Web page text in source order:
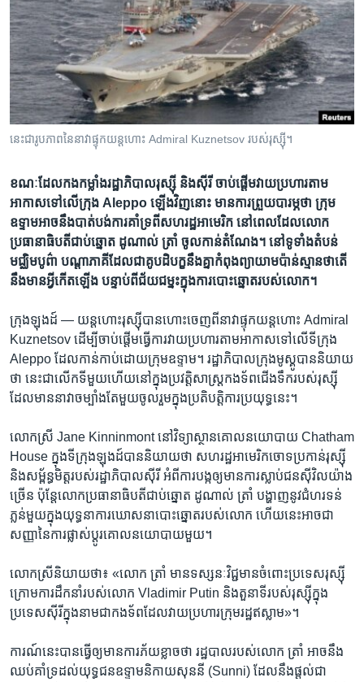
ទំព័រ​
រចនា
សម្ព័ន្ធ​
រំលង​
និង​
ចូល​
ទៅ​
កាន់​
ស្វែង​
រក
កម្មវិធីទាំងអស់
Khmer English
បណ្តាញ​សង្គម
ភាសា
នេះ​ជា​រូបភាព​នៃ​នាវា​ផ្ទុក​យន្ត​ហោះ​ ​Admiral Kuznetsov របស់​រុស្ស៊ី។
ខណៈ​ដែល​កង​កម្លាំង​រដ្ឋាភិបាល​រុស្ស៊ី​ និង​ស៊ីរី​ ចាប់​ផ្តើម​​វាយ​ប្រហារ​តាម​
អាកាស​ទៅ​លើ​ក្រុង Aleppo ឡើង​វិញ​នោះ​ ​មាន​ការ​ព្រួយបារម្ភ​ថា​ ក្រុម​
ឧទ្ទាម​អាច​នឹង​បាត់​បង់​ការ​គាំទ្រ​ពី​សហរដ្ឋ​អាមេរិក​ នៅ​ពេល​ដែល​លោក​
ប្រធានាធិបតី​ជាប់​ឆ្នោត ដូណាល់​ ត្រាំ​ ចូល​កាន់​តំណែង។ នៅ​ទូទាំង​តំបន់​
មជ្ឈិម​បូព៌ា​ បណ្តា​ភាគី​ដែល​ជា​គូបដិបក្ខ​នឹង​គ្នា​កំពុង​ព្យាយាម​ប៉ាន់ស្មាន​ថា​តើ​
នឹង​មាន​អ្វី​កើត​ឡើង​ បន្ទាប់​ពី​​ជ័យជម្នះ​ក្នុង​ការ​បោះ​ឆ្នោត​របស់​លោក។
ក្រុង​ឡុងដ៍ — យន្តហោះ​រុស្ស៊ី​បាន​ហោះ​ចេញ​ពី​នាវា​ផ្ទុក​យន្ត​ហោះ​ ​Admiral
Kuznetsov​ ដើម្បី​ចាប់​ផ្តើម​ធ្វើ​ការ​វាយ​ប្រហារ​តាម​អាកាស​ទៅ​លើ​ទីក្រុង​
Aleppo ​ដែល​កាន់​កាប់​ដោយ​ក្រុម​ឧទ្ទាម។ រដ្ឋាភិបាល​ក្រុង​មូស្គូ​បាន​និយាយ​
ថា ​នេះ​ជា​លើក​ទីមួយ​ហើយ​នៅ​ក្នុង​ប្រវត្តិសាស្រ្ត​កងទ័ព​ជើង​ទឹក​របស់​រុស្ស៊ី​
ដែលមាន​នាវា​ចម្បាំង​តែ​មួយ​ចូលរួម​ក្នុង​ប្រតិបត្តិការ​ប្រយុទ្ធនេះ។
លោកស្រី ​Jane Kinninmont ​នៅ​វិទ្យាស្ថាន​គោលនយោបាយ​ Chatham
House ​ក្នុង​ទីក្រុង​ឡុងដ៍​បាន​និយាយ​ថា ​សហរដ្ឋ​អាមេរិក​ចោទ​ប្រកាន់​រុស្ស៊ី ​
និង​សម្ព័ន្ធ​មិត្ត​របស់​រដ្ឋាភិបាល​ស៊ីរី​ អំពី​ការ​បង្ក​ឲ្យ​មាន​ការ​ស្លាប់​ជន​ស៊ីវិល​យ៉ាង​
ច្រើន ​ប៉ុន្តែ​លោក​ប្រធានាធិបតី​ជាប់​ឆ្នោត ដូណាល់ ត្រាំ​ បង្ហាញ​នូវ​ជំហរ​ទន់​
ភ្លន់​មួយ​ក្នុង​យុទ្ធនាការ​ឃោសនា​បោះឆ្នោត​របស់​លោក ហើយ​នេះ​អាច​ជា​
សញ្ញា​នៃ​ការ​ផ្លាស់​ប្តូរ​គោលនយោបាយ​មួយ។
លោក​ស្រី​និយាយ​ថា៖ «លោក ត្រាំ​ មាន​ទស្សនៈ​វិជ្ជមាន​ចំពោះ​ប្រទេស​រុស្ស៊ី ​
ក្រោម​ការ​ដឹកនាំ​របស់​លោក Vladimir Putin ​និង​តួនាទី​របស់​រុស្ស៊ី​ក្នុង​
ប្រទេស​ស៊ីរី​ក្នុង​នាម​ជា​កងទ័ពដែល​វាយប្រហារ​ក្រុម​រដ្ឋ​ឥស្លាម»។
ការណ៍​នេះ​បាន​ធ្វើ​ឲ្យ​មាន​ការ​ភ័យខ្លាច​ថា រដ្ឋបាល​របស់​លោក ត្រាំ​ អាច​នឹង​
ឈប់​គាំទ្រ​ដល់​យុទ្ធជន​ឧទ្ទាម​និកាយ​សុននី (Sunni) ​ដែល​នឹង​ផ្តល់ជា​